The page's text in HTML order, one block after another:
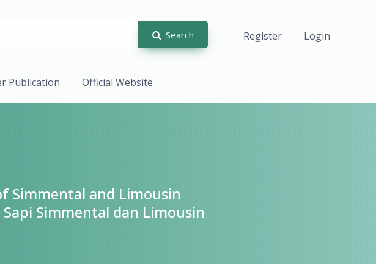
Search Register Login
Publication Official Website
Simmental and Limousin
Simmental dan Limousin